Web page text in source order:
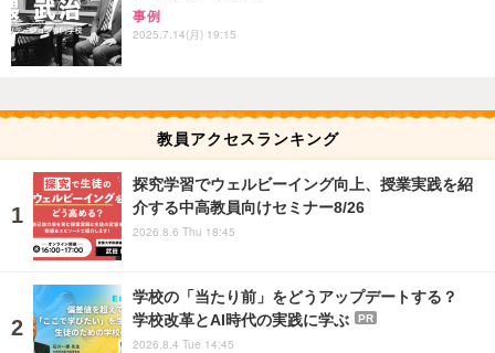
事例
2025.7.14(月) 19:15
教員アクセスランキング
探究学習でウェルビーイング向上、授業実践を紹
介する中高教員向けセミナー8/26
2026.8.6 Thu 18:45
学校の「当たり前」をどうアップデートする？
学校改革とAI時代の実践に学ぶ
PR
2026.8.4 Tue 14:45